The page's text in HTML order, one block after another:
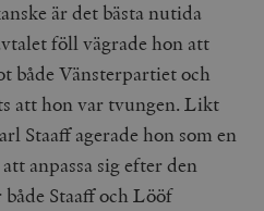
är det bästa nutida
föll vägrade hon att
både Vänsterpartiet och
att hon var tvungen. Likt
Staaff agerade hon som en
anpassa sig efter den
Staaff och Lööf